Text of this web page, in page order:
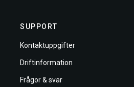
SUPPORT
Kontaktuppgifter
Driftinformation
Frågor & svar